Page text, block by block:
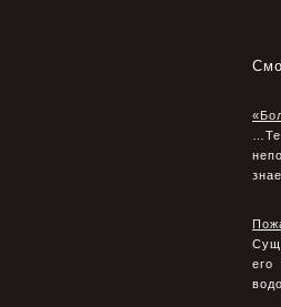
его